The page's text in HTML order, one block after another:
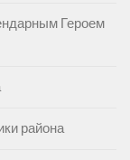
Героем
района